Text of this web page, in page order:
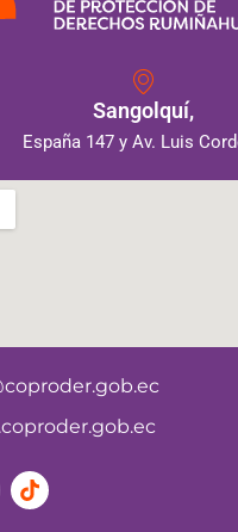
Sangolquí,
España 147 y Av. Luis
T
i